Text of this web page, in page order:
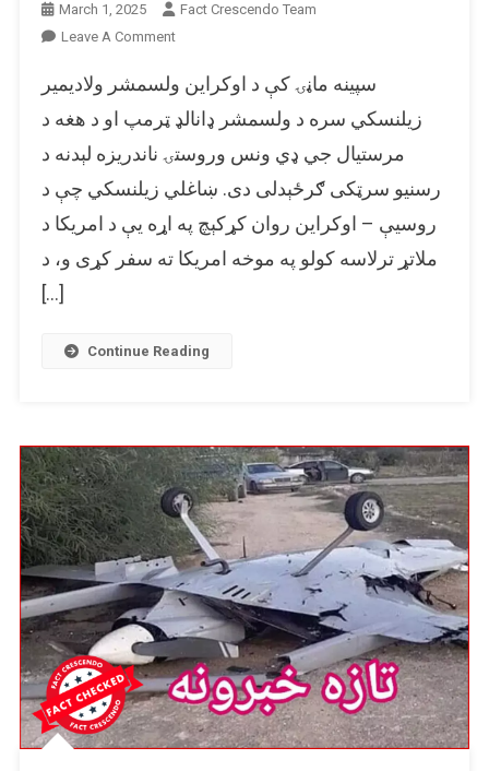
March 1, 2025
Fact Crescendo Team
Leave A CommentOn
ډانلډ
ټرمپ
ولادیمیر
زیلنسکي
منځ
له
سپينه ماڼۍ کې د اوکراين ولسمشر ولاديمير
زيلنسکي سره د ولسمشر ډانالډ ټرمپ او د هغه د
مرستيال جي ډي ونس وروستۍ ناندریزه لېدنه د
رسنیو سرټکی ګرځېدلی دی. ښاغلي زيلنسکي چې د
روسيې – اوکراین روان کړکېچ په اړه یې د امريکا د
ملاتړ ترلاسه کولو په موخه امريکا ته سفر کړی و، د
[…]
Continue Reading